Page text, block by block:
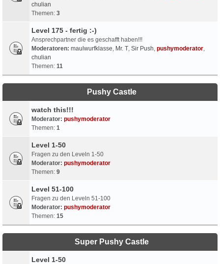
chulian
Themen: 3
Level 175 - fertig :-)
Ansprechpartner die es geschafft haben!!!
Moderatoren: maulwurfklasse, Mr. T, Sir Push, pushymoderator,
chulian
Themen: 11
Pushy Castle
watch this!!!
Moderator: pushymoderator
Themen: 1
Level 1-50
Fragen zu den Leveln 1-50
Moderator: pushymoderator
Themen: 9
Level 51-100
Fragen zu den Leveln 51-100
Moderator: pushymoderator
Themen: 15
Super Pushy Castle
Level 1-50